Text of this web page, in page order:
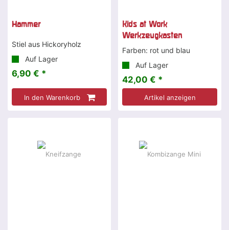
Hammer
Stiel aus Hickoryholz
Auf Lager
6,90 € *
In den Warenkorb
Kids at Work
Werkzeugkasten
Farben: rot und blau
Auf Lager
42,00 € *
Artikel anzeigen